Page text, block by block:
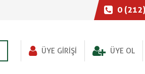
0
ÜYE GIRIŞI ÜYE OL